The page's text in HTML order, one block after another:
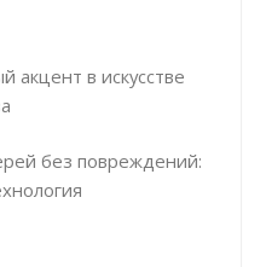
акцент в искусстве
без повреждений: